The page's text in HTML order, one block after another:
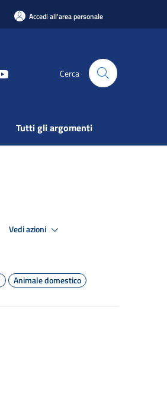
Accedi all'area personale
Cerca
Tutti gli argomenti
Vedi azioni
Animale domestico